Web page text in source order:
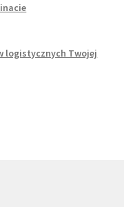
logistycznych Twojej